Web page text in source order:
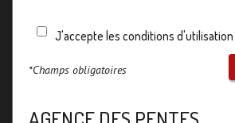
J'accepte les conditions
*Champs obligatoires